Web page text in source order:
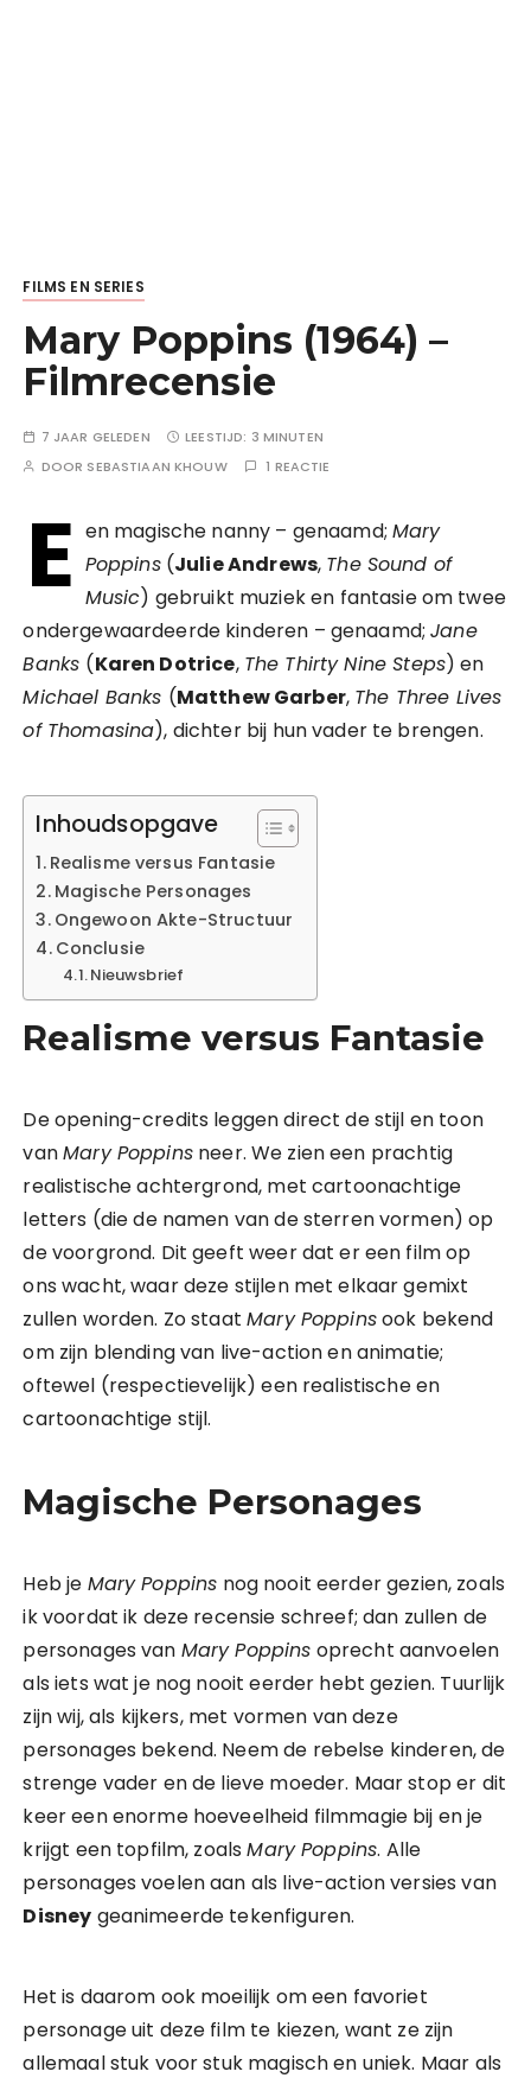
FILMS EN SERIES
Mary Poppins (1964) –
Filmrecensie
7 JAAR GELEDEN LEESTIJD: 3 MINUTEN
DOOR SEBASTIAAN KHOUW 1 REACTIE
E en magische nanny – genaamd; Mary
Poppins(Julie Andrews, The Sound of
Music) gebruikt muziek en fantasie om twee
ondergewaardeerde kinderen – genaamd;Jane
Banks (Karen Dotrice, The Thirty Nine Steps) en
Michael Banks (Matthew Garber, The Three Lives
of Thomasina), dichter bij hun vader te brengen.
Inhoudsopgave
Realisme versus Fantasie
Magische Personages
Ongewoon Akte-Structuur
Conclusie
Nieuwsbrief
Realisme versus Fantasie
De opening-credits leggen direct de stijl en toon
vanMary Poppinsneer. We zien een prachtig
realistische achtergrond, met cartoonachtige
letters (die de namen van de sterren vormen) op
de voorgrond. Dit geeft weer dat er een film op
ons wacht, waar deze stijlen met elkaar gemixt
zullen worden. Zo staatMary Poppinsook bekend
om zijn blending van live-action en animatie;
oftewel (respectievelijk) een realistische en
cartoonachtige stijl.
Magische Personages
Heb je Mary Poppins nog nooit eerder gezien, zoals
ik voordat ik deze recensie schreef; dan zullen de
personages van Mary Poppins oprecht aanvoelen
als iets wat je nog nooit eerder hebt gezien. Tuurlijk
zijn wij, als kijkers, met vormen van deze
personages bekend. Neem de rebelse kinderen, de
strenge vader en de lieve moeder. Maar stop er dit
keer een enorme hoeveelheid filmmagie bij en je
krijgt een topfilm, zoalsMary Poppins. Alle
personages voelen aan als live-action versies van
Disney geanimeerde tekenfiguren.
Het is daarom ook moeilijk om een favoriet
personage uit deze film te kiezen, want ze zijn
allemaal stuk voor stuk magisch en uniek. Maar als